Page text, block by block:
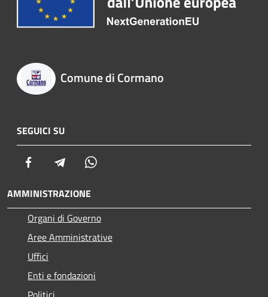
Comune di Cormano
SEGUICI SU
Facebook Telegram
AMMINISTRAZIONE
Organi di Governo
Aree Amministrative
Uffici
Enti e fondazioni